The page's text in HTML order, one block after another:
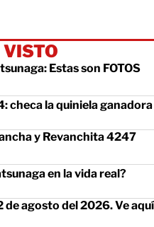
Estas son FOTOS
checa la quiniela ganadora
y Revanchita 4247
en la vida real?
de agosto del 2026. Ve aquí